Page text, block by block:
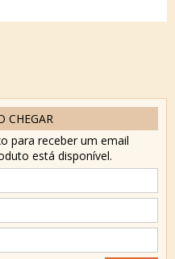
CHEGAR
para receber um email
está disponível.